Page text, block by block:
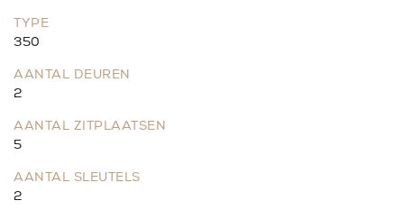
TYPE
350
AANTAL DEUREN
2
AANTAL ZITPLAATSEN
5
AANTAL SLEUTELS
2